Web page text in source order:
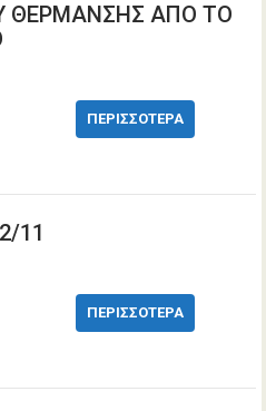
ΘΕΡΜΑΝΣΗΣ ΑΠΟ ΤΟ
ΠΕΡΙΣΣΌΤΕΡΑ
11
ΠΕΡΙΣΣΌΤΕΡΑ